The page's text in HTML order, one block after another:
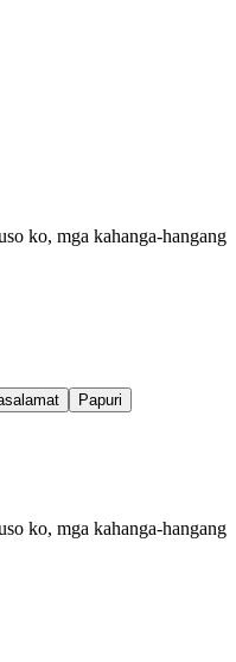
ko, mga kahanga-hangang
Papuri
ko, mga kahanga-hangang